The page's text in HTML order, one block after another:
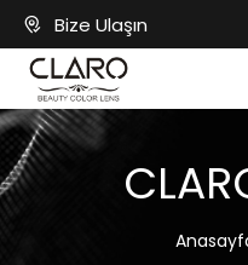
Bize Ulaşın